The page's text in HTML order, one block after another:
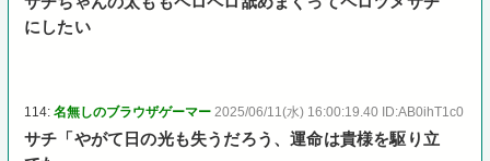
にしたい
114:名無しのブラウザゲーマー 2025/06/11(水) 16:00:19.40 ID:AB0ihT1c0
サチ「やがて日の光も失うだろう、運命は貴様を駆り立